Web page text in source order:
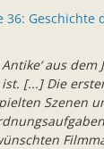
36:
aus
[...] Die